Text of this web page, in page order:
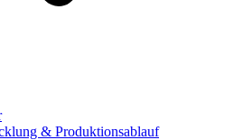
& Produktionsablauf